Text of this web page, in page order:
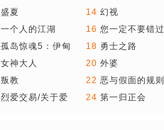
盛夏 14 幻视
一个人的江湖 16 您一定不要错过
孤岛惊魂5：伊甸
园..
18 勇士之路
女神大人 20 外婆
叛教 22 恶与假面的规则
烈爱交易/关于爱 24 第一归正会